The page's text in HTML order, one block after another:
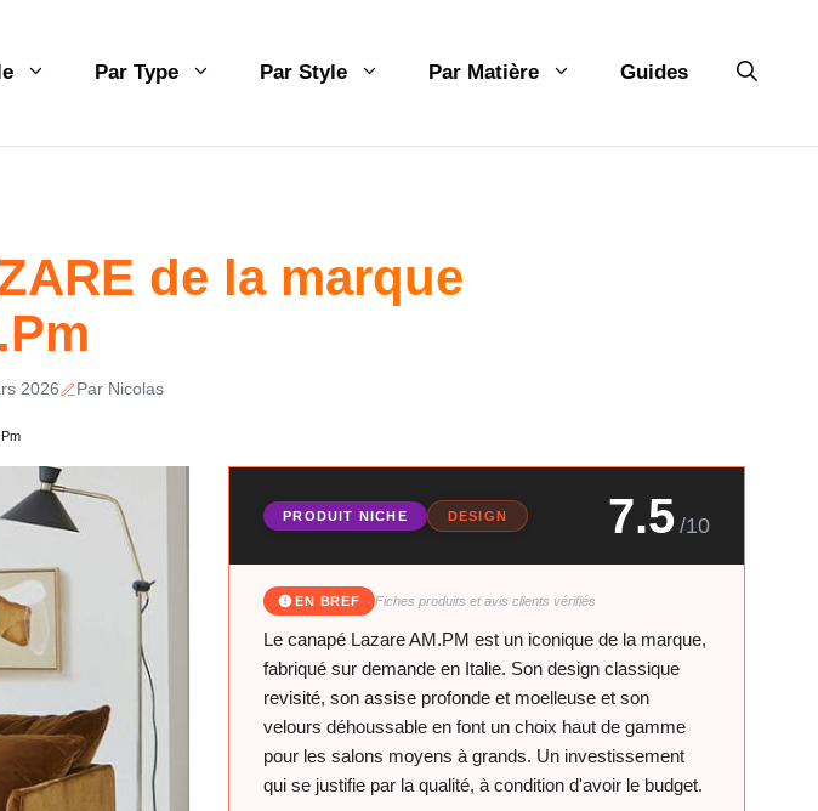
Par Type Par Style Par Matière Guides
de la marque
2026 Par Nicolas
PRODUIT NICHE DESIGN 7.5 /10
EN BREF Fiches produits et avis clients vérifiés
Le canapé Lazare AM.PM est un iconique de la marque,
fabriqué sur demande en Italie. Son design classique
revisité, son assise profonde et moelleuse et son
velours déhoussable en font un choix haut de gamme
pour les salons moyens à grands. Un investissement
qui se justifie par la qualité, à condition d'avoir le budget.